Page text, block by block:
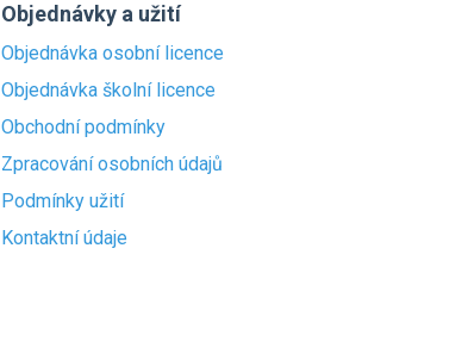
Objednávky a užití
Objednávka osobní licence
Objednávka školní licence
Obchodní podmínky
Zpracování osobních údajů
Podmínky užití
Kontaktní údaje